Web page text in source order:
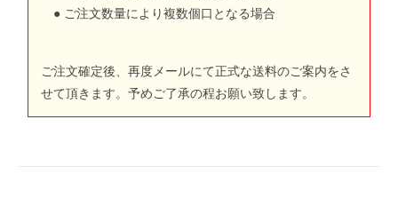
● ご注文数量により複数個口となる場合
ご注文確定後、再度メールにて正式な送料のご案内をさ
せて頂きます。予めご了承の程お願い致します。